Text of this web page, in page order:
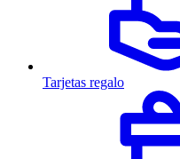
Tarjetas regalo